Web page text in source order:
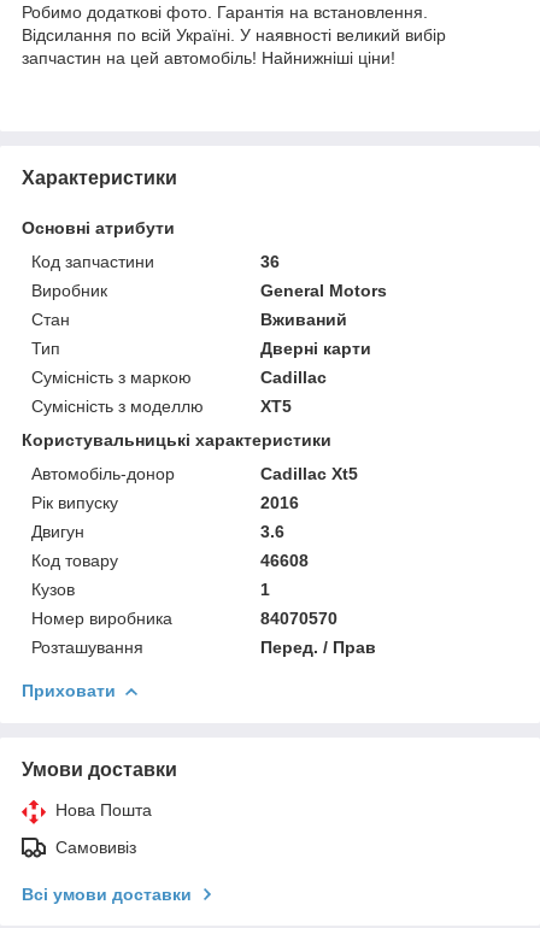
Робимо додаткові фото. Гарантія на встановлення.
Відсилання по всій Україні. У наявності великий вибір
запчастин на цей автомобіль! Найнижніші ціни!
Характеристики
Основні атрибути
Код запчастини
36
Виробник
General Motors
Стан
Вживаний
Тип
Дверні карти
Сумісність з маркою
Cadillac
Сумісність з моделлю
XT5
Користувальницькі характеристики
Автомобіль-донор
Cadillac Xt5
Рік випуску
2016
Двигун
3.6
Код товару
46608
Кузов
1
Номер виробника
84070570
Розташування
Перед. / Прав
Приховати
Умови доставки
Нова Пошта
Самовивіз
Всі умови доставки